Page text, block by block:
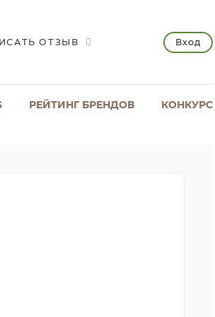
ОТЗЫВ Вход
РЕЙТИНГ БРЕНДОВ КОНКУРС